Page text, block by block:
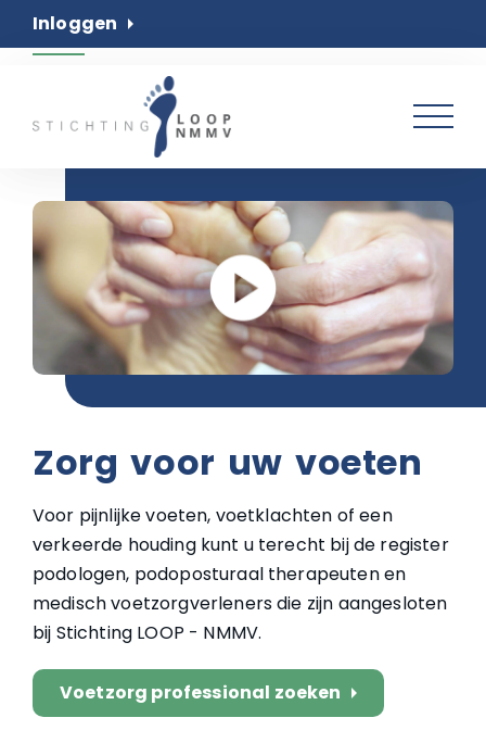
Inloggen arrow_right
Home
Pedicure
Contact
Zorg voor uw voeten
Voor pijnlijke voeten, voetklachten of een
verkeerde houding kunt u terecht bij de register
podologen, podoposturaal therapeuten en
medisch voetzorgverleners die zijn aangesloten
bij Stichting LOOP - NMMV.
Voetzorg professional zoeken arrow_right